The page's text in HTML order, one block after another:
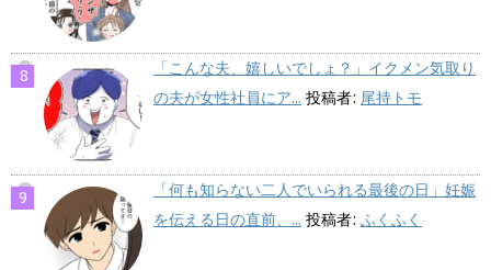
「こんな夫、嬉しいでしょ？」イクメン気取り
の夫が女性社員にア... 投稿者: 尾持トモ
「何も知らない二人でいられる最後の日」妊娠
を伝える日の直前、... 投稿者: ふくふく